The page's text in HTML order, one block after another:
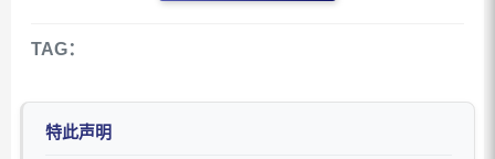
TAG：
特此声明